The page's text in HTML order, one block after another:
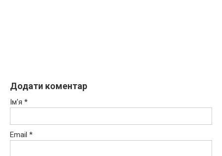
Додати коментар
Ім'я *
Email *